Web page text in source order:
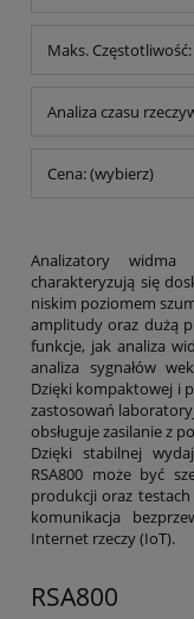
Maks.
Analiza czasu
Cena: (wybierz)
Analizatory widma
charakteryzują się
niskim poziomem
amplitudy oraz dużą
funkcje, jak analiza
analiza sygnałów
Dzięki kompaktowej i
zastosowań
obsługuje zasilanie z
Dzięki stabilnej
RSA800 może być
produkcji oraz
komunikacja
Internet rzeczy (IoT).
RSA800